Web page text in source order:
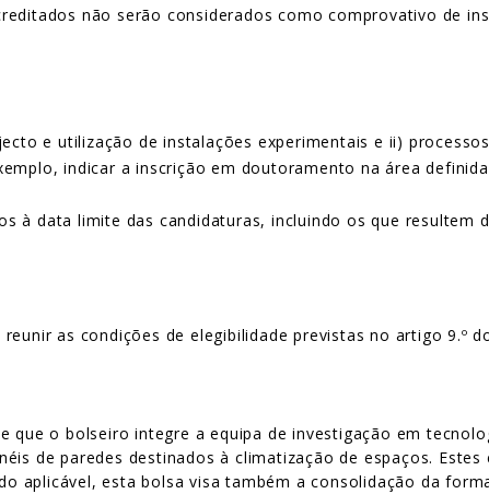
não serão considerados como comprovativo de
e utilização de instalações experimentais e ii)
indicar a inscrição em doutoramento na área
à data limite das candidaturas, incluindo os que resultem
as condições de elegibilidade previstas no artigo 9.º
que o bolseiro integre a equipa de investigação em
de paredes destinados à climatização de espaços. Estes
aplicável, esta bolsa visa também a consolidação da